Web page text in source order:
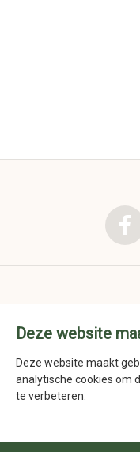
Deze website
Deze website maakt
analytische cookies om
te verbeteren.